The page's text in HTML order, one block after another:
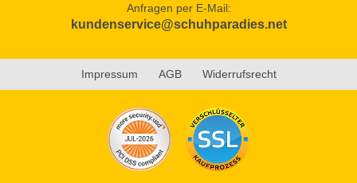
Anfragen per E-Mail:
kundenservice@schuhparadies.net
Impressum AGB Widerrufsrecht